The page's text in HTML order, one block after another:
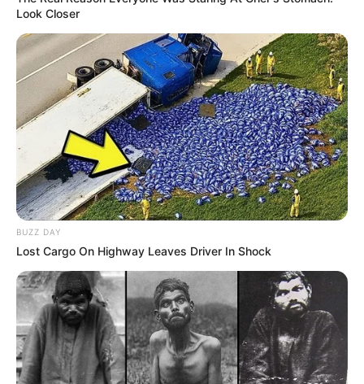
semble disposer d’une première chance logique. Sa
condition et son engagement en font un candidat
incontournable.
Hilton du Houlet (2), bien placé au
premier échelon, peut conserver une place avec un bon
parcours. Enfin,Hollywood du Bois (10), pieds nus et bien
drivé, représente l’outsider séduisant de cette épreuve.
Ces trois trotteurs affichent chacun des arguments solides
et pourraient bien animer la course du Quinté de
Vincennes ce vendredi soir.
…
Astro Quinté : découvrez le ou les signes les
plus chanceux du jour
Look Closer
BUZZ DAY
Lost Cargo On Highway Leaves Driver In Shock